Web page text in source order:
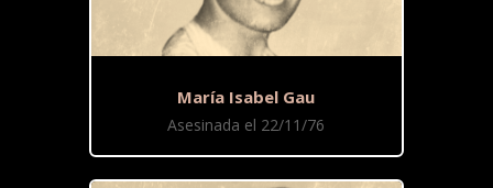
María Isabel Gau
Asesinada el 22/11/76